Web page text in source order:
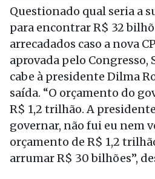
Questionado qual seria a
para encontrar R$ 32
arrecadados caso a nova
aprovada pelo Congresso,
cabe à presidente Dilma
saída. “O orçamento do
R$ 1,2 trilhão. A
governar, não fui eu nem
orçamento de R$ 1,2
arrumar R$ 30 bilhões”,